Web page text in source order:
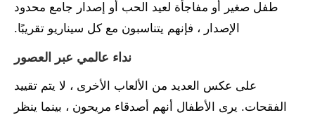
طفل صغير أو مفاجأة لعيد الحب أو إصدار جامع محدود
الإصدار ، فإنهم يتناسبون مع كل سيناريو تقريبًا.
نداء عالمي عبر العصور
على عكس العديد من الألعاب الأخرى ، لا يتم تقييد
الفقحات. يرى الأطفال أنهم أصدقاء مريحون ، بينما ينظر